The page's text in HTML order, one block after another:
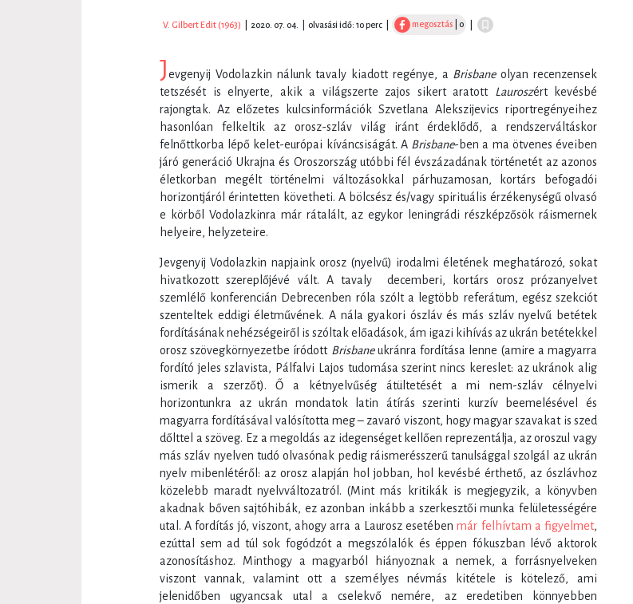
V. Gilbert Edit (1963) 2020. 07. 04. olvasási idő: 10 perc megosztás | 0
Jevgenyij Vodolazkin nálunk tavaly kiadott regénye, a Brisbaneolyan recenzensek
tetszését is elnyerte, akik a világszerte zajos sikert aratott Lauroszért kevésbé
rajongtak. Az előzetes kulcsinformációk Szvetlana Alekszijevics riportregényeihez
hasonlóan felkeltik az orosz-szláv világ iránt érdeklődő, a rendszerváltáskor
felnőttkorba lépő kelet-európai kíváncsiságát. A Brisbane-ben a ma ötvenes éveiben
járó generáció Ukrajna és Oroszország utóbbi fél évszázadának történetét az azonos
életkorban megélt történelmi változásokkal párhuzamosan, kortárs befogadói
horizontjáról érintetten követheti. A bölcsész és/vagy spirituális érzékenységű olvasó
e körből Vodolazkinra már rátalált, az egykor leningrádi részképzősök ráismernek
helyeire, helyzeteire.
Jevgenyij Vodolazkin napjaink orosz (nyelvű) irodalmi életének meghatározó, sokat
hivatkozott szereplőjévé vált. A tavaly decemberi, kortárs orosz prózanyelvet
szemlélő konferencián Debrecenben róla szólt a legtöbb referátum, egész szekciót
szenteltek eddigi életművének. A nála gyakori ószláv és más szláv nyelvű betétek
fordításának nehézségeiről is szóltak előadások, ám igazi kihívás az ukrán betétekkel
orosz szövegkörnyezetbe íródott Brisbaneukránra fordítása lenne (amire a magyarra
fordító jeles szlavista, Pálfalvi Lajos tudomása szerint nincs kereslet: az ukránok alig
ismerik a szerzőt). Ő a kétnyelvűség átültetését a mi nem-szláv célnyelvi
horizontunkra az ukrán mondatok latin átírás szerinti kurzív beemelésével és
magyarra fordításával valósította meg – zavaró viszont, hogy magyar szavakat is szed
dőlttel a szöveg. Ez a megoldás az idegenséget kellően reprezentálja, az oroszul vagy
más szláv nyelven tudó olvasónak pedig ráismerésszerű tanulsággal szolgál az ukrán
nyelv mibenlétéről: az orosz alapján hol jobban, hol kevésbé érthető, az ószlávhoz
közelebb maradt nyelvváltozatról. (Mint más kritikák is megjegyzik, a könyvben
akadnak bőven sajtóhibák, ez azonban inkább a szerkesztői munka felületességére
utal. A fordítás jó, viszont, ahogy arra a Laurosz esetébenmár felhívtam a figyelmet,
ezúttal sem ad túl sok fogódzót a megszólalók és éppen fókuszban lévő aktorok
azonosításhoz. Minthogy a magyarból hiányoznak a nemek, a forrásnyelveken
viszont vannak, valamint ott a személyes névmás kitétele is kötelező, ami
jelenidőben ugyancsak utal a cselekvő nemére, az eredetiben könnyebben